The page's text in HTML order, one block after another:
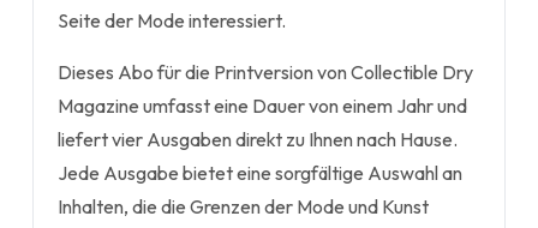
Seite der Mode interessiert.
Dieses Abo für die Printversion von Collectible Dry
Magazine umfasst eine Dauer von einem Jahr und
liefert vier Ausgaben direkt zu Ihnen nach Hause.
Jede Ausgabe bietet eine sorgfältige Auswahl an
Inhalten, die die Grenzen der Mode und Kunst